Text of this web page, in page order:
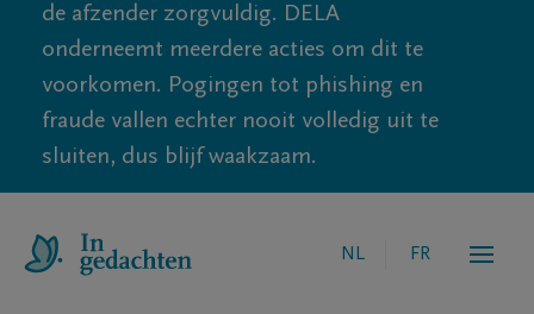
de afzender zorgvuldig. DELA
onderneemt meerdere acties om dit te
voorkomen. Pogingen tot phishing en
fraude vallen echter nooit volledig uit te
sluiten, dus blijf waakzaam.
NL FR